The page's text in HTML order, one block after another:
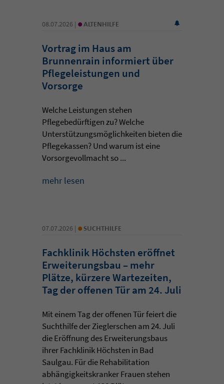
08.07.2026 | • ALTENHILFE
Vortrag im Haus am
Brunnenrain informiert über
Pflegeleistungen und
Vorsorge
Welche Leistungen stehen
Pflegebedürftigen zu? Welche
Unterstützungsmöglichkeiten bieten die
Pflegekassen? Und warum ist eine
Vorsorgevollmacht so ...
mehr lesen
07.07.2026 | • SUCHTHILFE
Fachklinik Höchsten eröffnet
Erweiterungsbau – mehr
Plätze, kürzere Wartezeiten,
Tag der offenen Tür am 24. Juli
Mit einem Tag der offenen Tür feiert die
Suchthilfe der Zieglerschen am 24. Juli
die Eröffnung des Erweiterungsbaus
ihrer Fachklinik Höchsten in Bad
Saulgau. Für die Rehabilitation
abhängigkeitskranker Frauen stehen